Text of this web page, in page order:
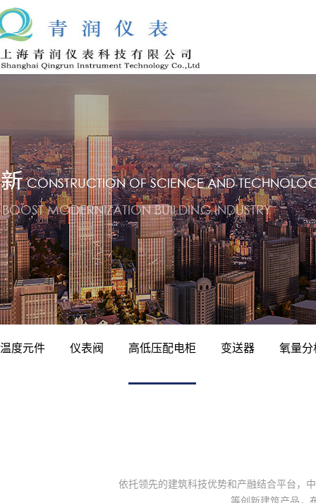
温度元件 仪表阀 高低压配电柜 变送器 氧量分
依托领先的建筑科技优势和产融结合平台，